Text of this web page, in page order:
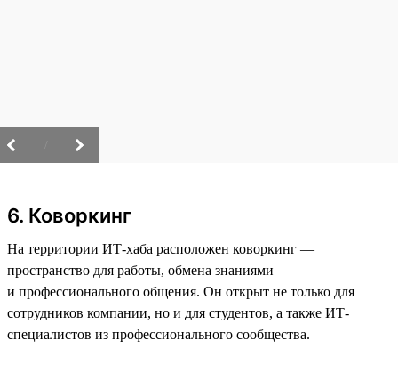
6. Коворкинг
На территории ИТ-хаба расположен коворкинг —
пространство для работы, обмена знаниями
и профессионального общения. Он открыт не только для
сотрудников компании, но и для студентов, а также ИТ-
специалистов из профессионального сообщества.